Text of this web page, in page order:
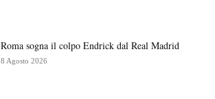
Roma sogna il colpo Endrick dal Real Madrid
8 Agosto 2026